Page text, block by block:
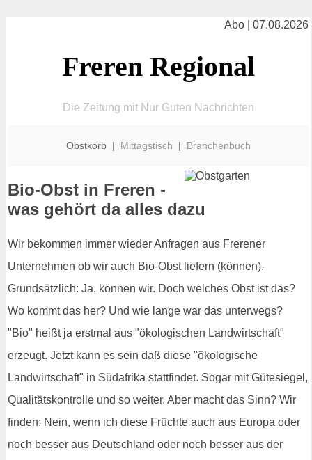
Abo | 07.08.2026
Freren Regional
Die Zeitung mit Nur Guten Nachrichten
Obstkorb | Mittagstisch | Branchenbuch
Bio-Obst in Freren -
was gehört da alles dazu
Wir bekommen immer wieder Anfragen aus Frerener
Unternehmen ob wir auch Bio-Obst liefern (können).
Grundsätzlich: Ja, können wir. Doch welches Obst ist das?
Wo kommt das her? Und wie lange war das unterwegs?
"Bio" heißt ja erstmal aus "ökologischen Landwirtschaft"
erzeugt. Jetzt kann es sein daß diese "ökologische
Landwirtschaft" in Südafrika stattfindet. Sogar mit Gütesiegel,
Qualitätskontrolle und so weiter. Aber macht das Sinn? Wir
finden: Nein, wenn ich diese Früchte auch aus Europa oder
noch besser aus Deutschland oder noch besser aus der